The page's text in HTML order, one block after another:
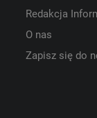
Redakcja
O nas
Zapisz się do